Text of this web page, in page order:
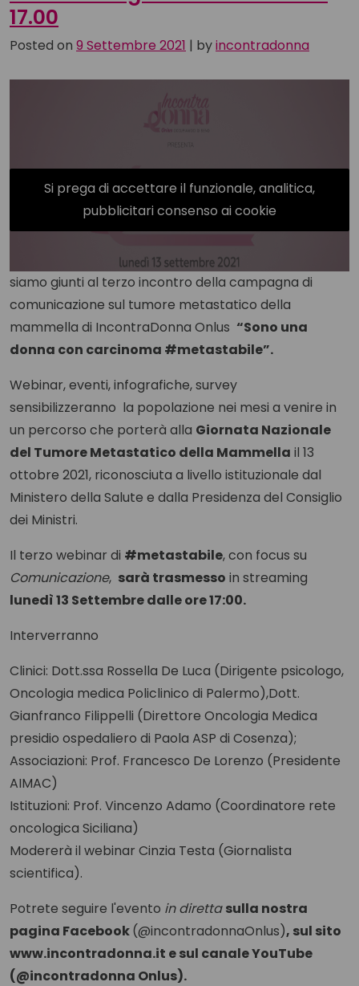
17.00
Posted on 9 Settembre 2021 | byincontradonna
Si prega di accettare il funzionale, analitica,
pubblicitari consenso ai cookie
siamo giunti al terzo incontro della campagna di
comunicazione sul tumore metastatico della
mammella di IncontraDonna Onlus “Sono una
donna con carcinoma #metastabile”.
Webinar, eventi, infografiche, survey
sensibilizzeranno la popolazione nei mesi a venire in
un percorso che porterà alla Giornata Nazionale
del Tumore Metastatico della Mammella il 13
ottobre 2021, riconosciuta a livello istituzionale dal
Ministero della Salute e dalla Presidenza del Consiglio
dei Ministri.
Il terzo webinar di #metastabile, con focus su
Comunicazione, sarà trasmesso in streaming
lunedì 13 Settembre dalle ore 17:00.
Interverranno
Clinici: Dott.ssa Rossella De Luca (Dirigente psicologo,
Oncologia medica Policlinico di Palermo),Dott.
Gianfranco Filippelli (Direttore Oncologia Medica
presidio ospedaliero di Paola ASP di Cosenza);
Associazioni: Prof. Francesco De Lorenzo (Presidente
AIMAC)
Istituzioni: Prof. Vincenzo Adamo (Coordinatore rete
oncologica Siciliana)
Modererà il webinar Cinzia Testa (Giornalista
scientifica).
Potrete seguire l'evento in diretta sulla nostra
pagina Facebook(@incontradonnaOnlus), sul sito
www.incontradonna.it e sul canale YouTube
(@incontradonna Onlus).